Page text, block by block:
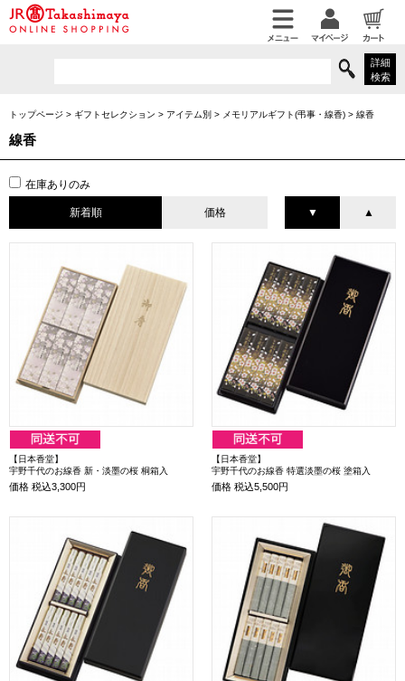
詳細
検索
トップページ > ギフトセレクション > アイテム別 > メモリアルギフト(弔事・線香) > 線香
線香
在庫ありのみ
新着順 価格 ▼ ▲
【日本香堂】
宇野千代のお線香 新・淡墨の桜 桐箱入
価格 税込3,300円
【日本香堂】
宇野千代のお線香 特選淡墨の桜 塗箱入
価格 税込5,500円